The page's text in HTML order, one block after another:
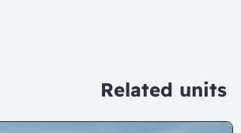
Related units